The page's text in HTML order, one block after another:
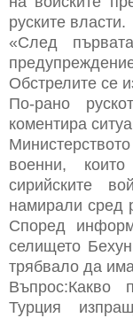
руските власти.
«След
Обстрелите се
По-рано
коментира
военни,
сирийските
намирали сред
Според
селището
трябвало да
Турция